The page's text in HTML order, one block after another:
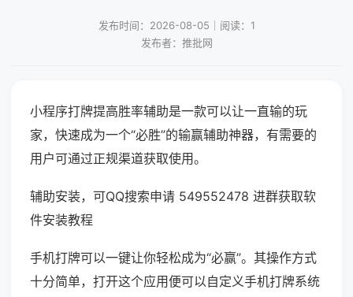
发布时间：2026-08-05｜阅读：1
发布者：推批网
小程序打牌提高胜率辅助是一款可以让一直输的玩
家，快速成为一个“必胜”的输赢辅助神器，有需要的
用户可通过正规渠道获取使用。
辅助安装，可QQ搜索申请 549552478 进群获取软
件安装教程
手机打牌可以一键让你轻松成为“必赢”。其操作方式
十分简单，打开这个应用便可以自定义手机打牌系统